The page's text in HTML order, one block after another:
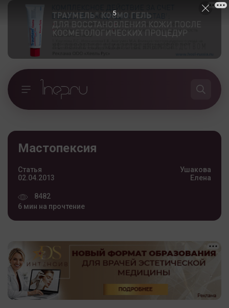
Мастопексия
Статья
02.04.2013
8482
6 мин на прочтение
Ушакова
Елена
4